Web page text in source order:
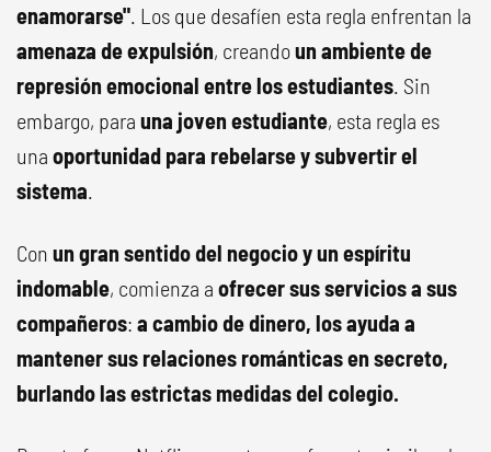
enamorarse" . Los que desafíen esta regla enfrentan la
amenaza de expulsión, creandoun ambiente de
represión emocional entre los estudiantes . Sin
embargo, para una joven estudiante, esta regla es
una oportunidad para rebelarse y subvertir el
sistema
Con un gran sentido del negocio y un espíritu
indomable, comienza a ofrecer sus servicios a sus
compañeros: a cambio de dinero, los ayuda a
mantener sus relaciones románticas en secreto,
burlando las estrictas medidas del colegio.